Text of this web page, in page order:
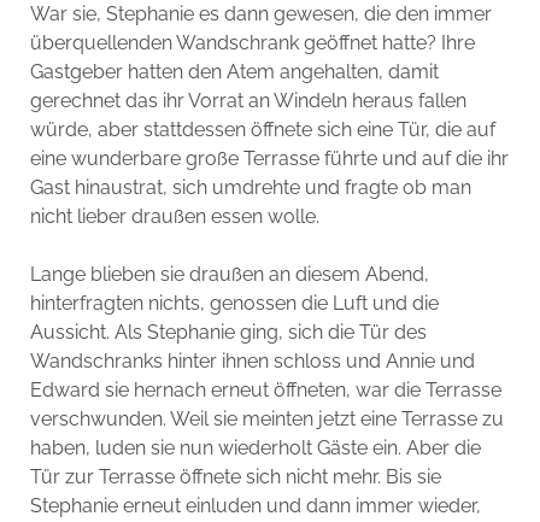
War sie, Stephanie es dann gewesen, die den immer
überquellenden Wandschrank geöffnet hatte? Ihre
Gastgeber hatten den Atem angehalten, damit
gerechnet das ihr Vorrat an Windeln heraus fallen
würde, aber stattdessen öffnete sich eine Tür, die auf
eine wunderbare große Terrasse führte und auf die ihr
Gast hinaustrat, sich umdrehte und fragte ob man
nicht lieber draußen essen wolle.
Lange blieben sie draußen an diesem Abend,
hinterfragten nichts, genossen die Luft und die
Aussicht. Als Stephanie ging, sich die Tür des
Wandschranks hinter ihnen schloss und Annie und
Edward sie hernach erneut öffneten, war die Terrasse
verschwunden. Weil sie meinten jetzt eine Terrasse zu
haben, luden sie nun wiederholt Gäste ein. Aber die
Tür zur Terrasse öffnete sich nicht mehr. Bis sie
Stephanie erneut einluden und dann immer wieder,